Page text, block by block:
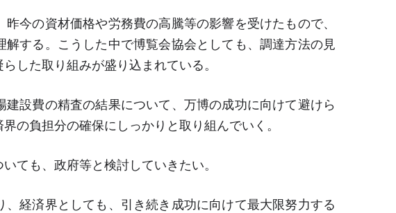
今の資材価格や労務費の高騰等の影響を受けたもので、
する。こうした中で博覧会協会としても、調達方法の見
した取り組みが盛り込まれている。
設費の精査の結果について、万博の成功に向けて避けら
の負担分の確保にしっかりと取り組んでいく。
ても、政府等と検討していきたい。
経済界としても、引き続き成功に向けて最大限努力する